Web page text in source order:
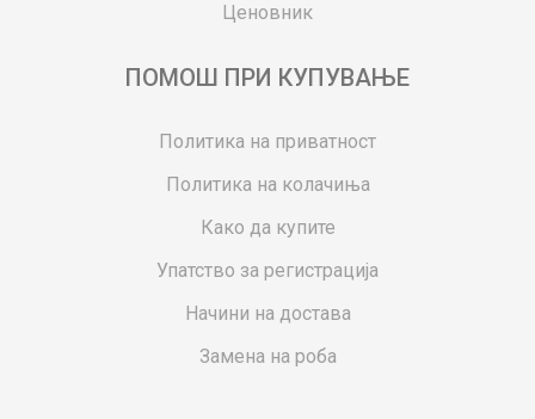
Ценовник
ПОМОШ ПРИ КУПУВАЊЕ
Политика на приватност
Политика на колачиња
Како да купите
Упатство за регистрација
Начини на достава
Замена на роба